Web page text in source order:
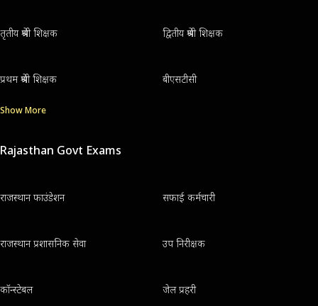
तृतीय श्रेणी शिक्षक द्वितीय श्रेणी शिक्षक
प्रथम श्रेणी शिक्षक बीएसटीसी
Show More
Rajasthan Govt Exams
राजस्थान फाउंडेशन सफाई कर्मचारी
राजस्थान प्रशासनिक सेवा उप निरीक्षक
कॉन्स्टेबल जेल प्रहरी